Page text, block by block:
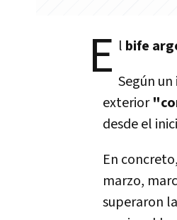
E l bife
Según
exterior
desde el
En
marzo,
superaron